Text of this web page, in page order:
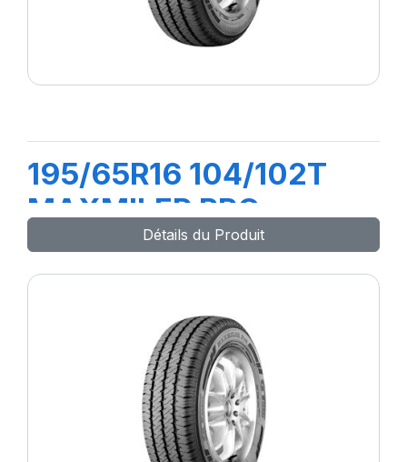
195/65R16 104/102T
MAXMILER PRO
Détails du Produit